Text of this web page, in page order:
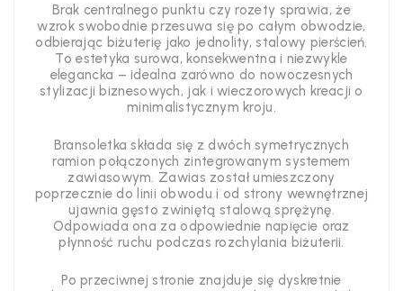
Brak centralnego punktu czy rozety sprawia, że
wzrok swobodnie przesuwa się po całym obwodzie,
odbierając biżuterię jako jednolity, stalowy pierścień.
To estetyka surowa, konsekwentna i niezwykle
elegancka – idealna zarówno do nowoczesnych
stylizacji biznesowych, jak i wieczorowych kreacji o
minimalistycznym kroju.
Bransoletka składa się z dwóch symetrycznych
ramion połączonych zintegrowanym systemem
zawiasowym. Zawias został umieszczony
poprzecznie do linii obwodu i od strony wewnętrznej
ujawnia gęsto zwiniętą stalową sprężynę.
Odpowiada ona za odpowiednie napięcie oraz
płynność ruchu podczas rozchylania biżuterii.
Po przeciwnej stronie znajduje się dyskretnie